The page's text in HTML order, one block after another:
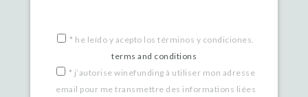
* he leído y acepto los términos y condiciones.
terms and conditions
* j’autorise winefunding à utiliser mon adresse
email pour me transmettre des informations liées